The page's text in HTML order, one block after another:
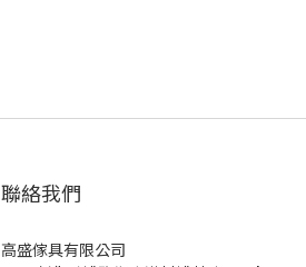
聯絡我們
高盛傢具有限公司